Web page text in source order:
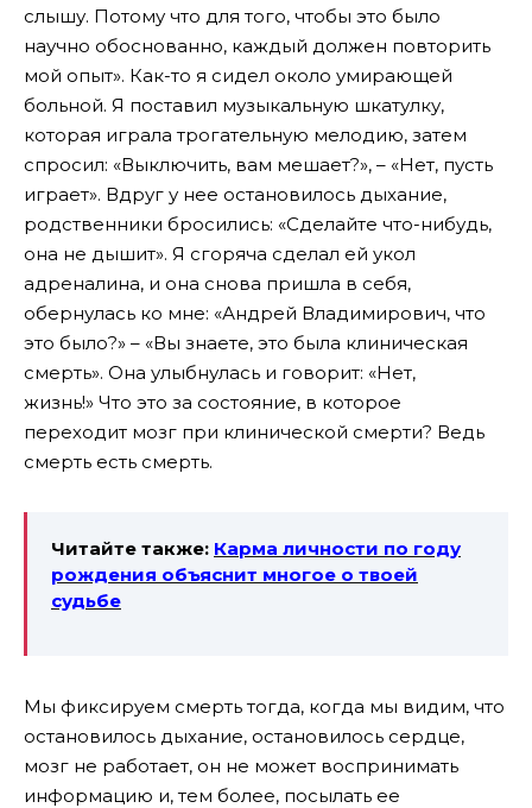
слышу. Потому что для того, чтобы это было
научно обоснованно, каждый должен повторить
мой опыт». Как-то я сидел около умирающей
больной. Я поставил музыкальную шкатулку,
которая играла трогательную мелодию, затем
спросил: «Выключить, вам мешает?», – «Нет, пусть
играет». Вдруг у нее остановилось дыхание,
родственники бросились: «Сделайте что-нибудь,
она не дышит». Я сгоряча сделал ей укол
адреналина, и она снова пришла в себя,
обернулась ко мне: «Андрей Владимирович, что
это было?» – «Вы знаете, это была клиническая
смерть». Она улыбнулась и говорит: «Нет,
жизнь!» Что это за состояние, в которое
переходит мозг при клинической смерти? Ведь
смерть есть смерть.
Читайте также: Карма личности по году
рождения объяснит многое о твоей
судьбе
Мы фиксируем смерть тогда, когда мы видим, что
остановилось дыхание, остановилось сердце,
мозг не работает, он не может воспринимать
информацию и, тем более, посылать ее